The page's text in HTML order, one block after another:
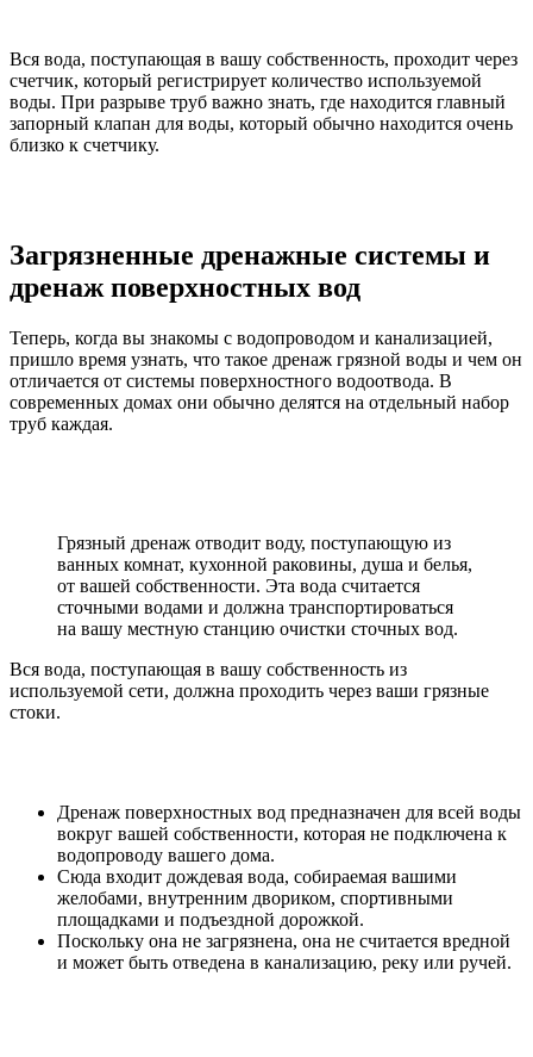
Вся вода, поступающая в вашу собственность, проходит через
счетчик, который регистрирует количество используемой
воды. При разрыве труб важно знать, где находится главный
запорный клапан для воды, который обычно находится очень
близко к счетчику.
Загрязненные дренажные системы и
дренаж поверхностных вод
Теперь, когда вы знакомы с водопроводом и канализацией,
пришло время узнать, что такое дренаж грязной воды и чем он
отличается от системы поверхностного водоотвода. В
современных домах они обычно делятся на отдельный набор
труб каждая.
Грязный дренаж отводит воду, поступающую из
ванных комнат, кухонной раковины, душа и белья,
от вашей собственности. Эта вода считается
сточными водами и должна транспортироваться
на вашу местную станцию очистки сточных вод.
Вся вода, поступающая в вашу собственность из
используемой сети, должна проходить через ваши грязные
стоки.
Дренаж поверхностных вод предназначен для всей воды
вокруг вашей собственности, которая не подключена к
водопроводу вашего дома.
Сюда входит дождевая вода, собираемая вашими
желобами, внутренним двориком, спортивными
площадками и подъездной дорожкой.
Поскольку она не загрязнена, она не считается вредной
и может быть отведена в канализацию, реку или ручей.